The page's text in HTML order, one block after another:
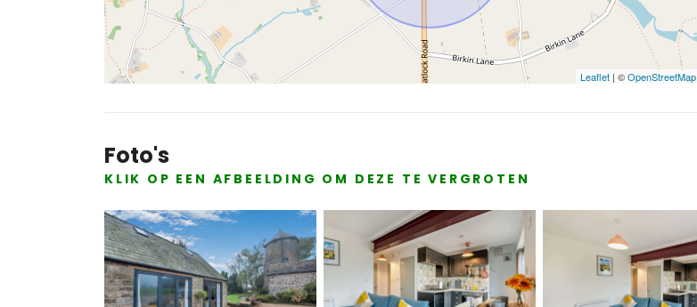
Leaflet | ©OpenStreetMap
Foto's
KLIK OP EEN AFBEELDING OM DEZE TE VERGROTEN